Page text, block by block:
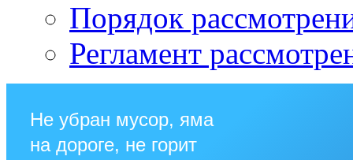
Порядок
Регламент
Не убран мусор, яма
на дороге, не горит